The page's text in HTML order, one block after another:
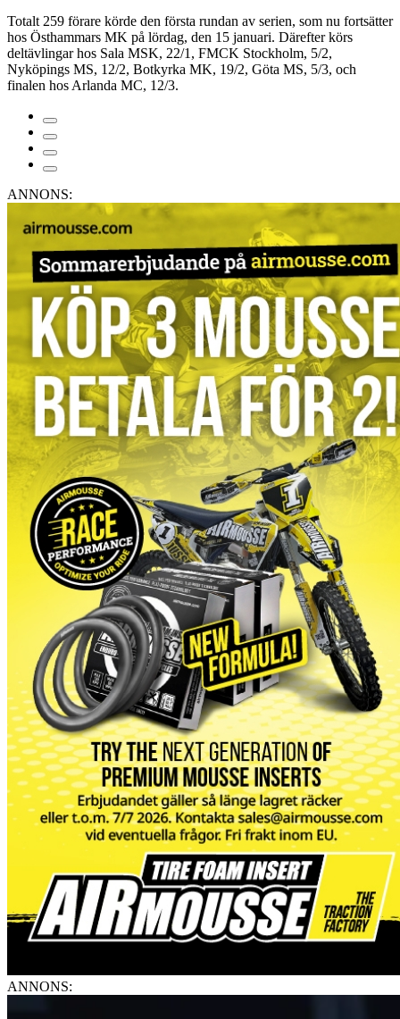
Totalt 259 förare körde den första rundan av serien, som nu fortsätter
hos Östhammars MK på lördag, den 15 januari. Därefter körs
deltävlingar hos Sala MSK, 22/1, FMCK Stockholm, 5/2,
Nyköpings MS, 12/2, Botkyrka MK, 19/2, Göta MS, 5/3, och
finalen hos Arlanda MC, 12/3.
ANNONS:
ANNONS: